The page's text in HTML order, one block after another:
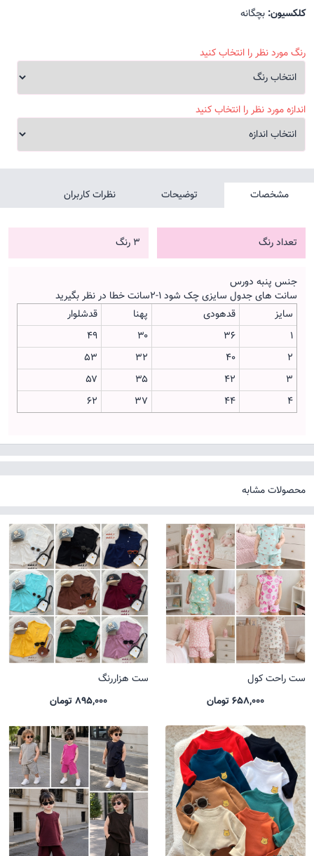
کلکسیون: بچگانه
رنگ مورد نظر را انتخاب کنید
اندازه مورد نظر را انتخاب کنید
مشخصات توضیحات نظرات کاربران
تعداد رنگ 3 رنگ
جنس پنبه دورس
سانت های جدول سایزی چک شود ۱-۲سانت خطا در نظر بگیرید
سایز
قدهودی پهنا
قدشلوار
۱
۳۶ ۳۰
۴۹
۲
۴۰ ۳۲
۵۳
۳
۴۲ ۳۵
۵۷
۴
۴۴ ۳۷ ۶۲
محصولات مشابه
ست راحت کول
658,000 تومان
ست هزاررنگ
895,000 تومان